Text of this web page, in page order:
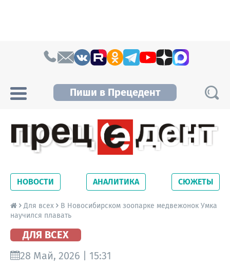
Пиши в Прецедент
Новосибирской области. Читайте свежие
новости на сайте сетевого издания
Precedent.
НОВОСТИ АНАЛИТИКА СЮЖЕТЫ
Для всех
В Новосибирском зоопарке медвежонок Умка
научился плавать
ДЛЯ ВСЕХ
28 Май, 2026 | 15:31